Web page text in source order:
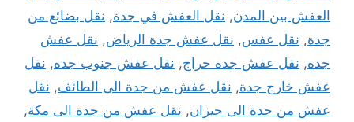
العفش بين المدن, نقل العفش في جدة, نقل بضائع من
جدة, نقل عفس, نقل عفش جدة الرياض, نقل عفش
جده, نقل عفش جده حراج, نقل عفش جنوب جده, نقل
عفش خارج جدة, نقل عفش من جدة الى الطائف, نقل
عفش من جدة الى جيزان, نقل عفش من جدة الى مكة,